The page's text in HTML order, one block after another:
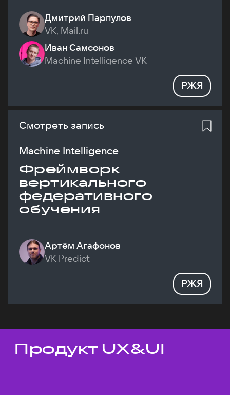
Дмитрий Парпулов
VK, Mail.ru
Иван Самсонов
Machine Intelligence VK
РЖЯ
Смотреть запись
Machine Intelligence
Фреймворк
вертикального
федеративного
обучения
Артём Агафонов
VK Predict
РЖЯ
Темы докладов
Продукт UX&UI